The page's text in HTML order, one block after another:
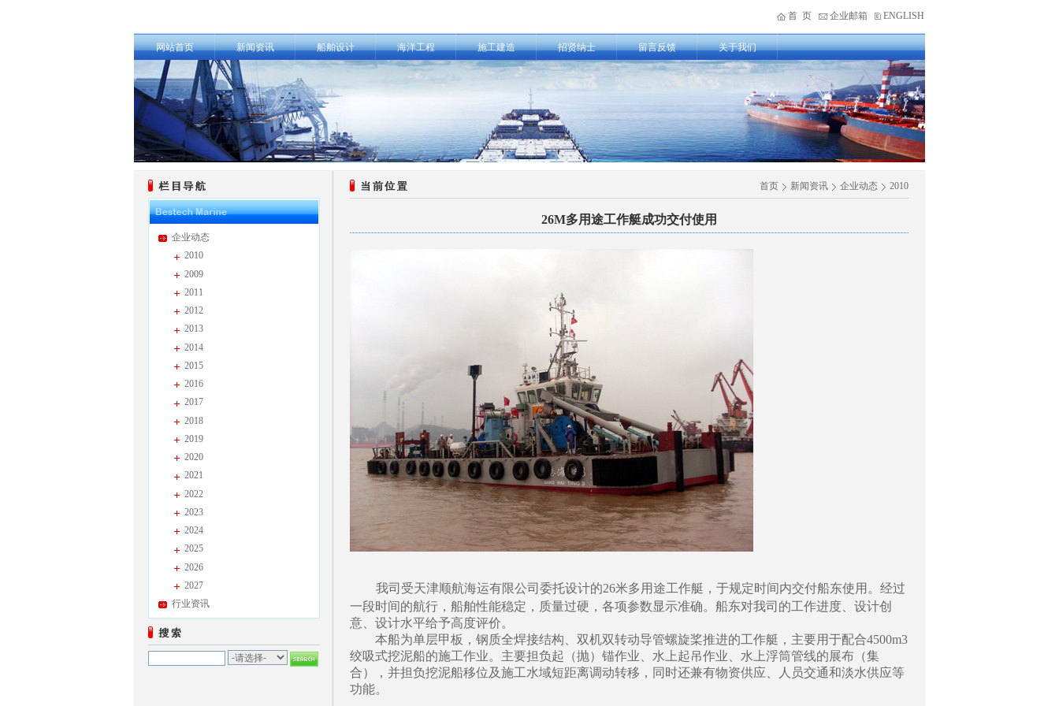
首 页 企业邮箱 ENGLISH
网站首页 新闻资讯 船舶设计 海洋工程 施工建造 招贤纳士 留言反馈 关于我们
企业动态
2010
2009
2011
2012
2013
2014
2015
2016
2017
2018
2019
2020
2021
2022
2023
2024
2025
2026
2027
行业资讯
首页 新闻资讯 企业动态 2010
26M多用途工作艇成功交付使用
我司受天津顺航海运有限公司委托设计的26米多用途工作艇，于规定时间内交付船东使用。经过
一段时间的航行，船舶性能稳定，质量过硬，各项参数显示准确。船东对我司的工作进度、设计创
意、设计水平给予高度评价。
本船为单层甲板，钢质全焊接结构、双机双转动导管螺旋桨推进的工作艇，主要用于配合4500m3
绞吸式挖泥船的施工作业。主要担负起（抛）锚作业、水上起吊作业、水上浮筒管线的展布（集
合），并担负挖泥船移位及施工水域短距离调动转移，同时还兼有物资供应、人员交通和淡水供应等
功能。